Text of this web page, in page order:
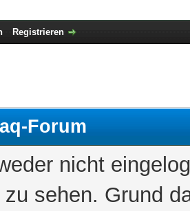
Registrieren
Forum
nicht
sehen. Grund